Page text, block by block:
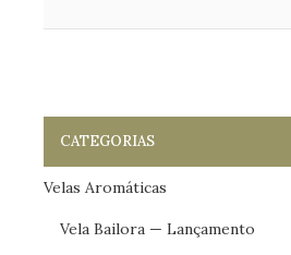
CATEGORIAS
Velas Aromáticas
Vela Bailora — Lançamento